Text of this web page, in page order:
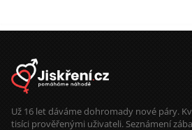
Už 16 let dáváme dohromady nové páry.
tisíci prověřenými uživateli. Seznámení